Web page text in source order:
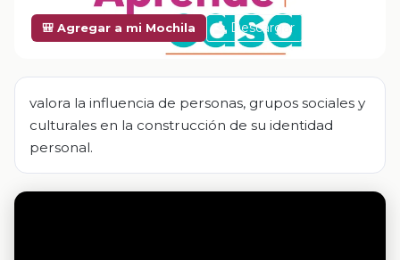
🎒 Agregar a mi Mochila Descargar
valora la influencia de personas, grupos sociales y
culturales en la construcción de su identidad
personal.